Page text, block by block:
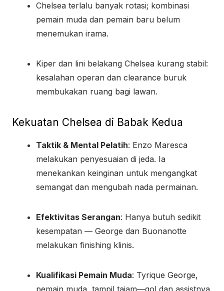
Chelsea terlalu banyak rotasi; kombinasi
pemain muda dan pemain baru belum
menemukan irama.
Kiper dan lini belakang Chelsea kurang stabil:
kesalahan operan dan clearance buruk
membukakan ruang bagi lawan.
Kekuatan Chelsea di Babak Kedua
Taktik & Mental Pelatih: Enzo Maresca
melakukan penyesuaian di jeda. Ia
menekankan keinginan untuk mengangkat
semangat dan mengubah nada permainan.
Efektivitas Serangan: Hanya butuh sedikit
kesempatan — George dan Buonanotte
melakukan finishing klinis.
Kualifikasi Pemain Muda: Tyrique George,
pemain muda, tampil tajam—gol dan assistnya